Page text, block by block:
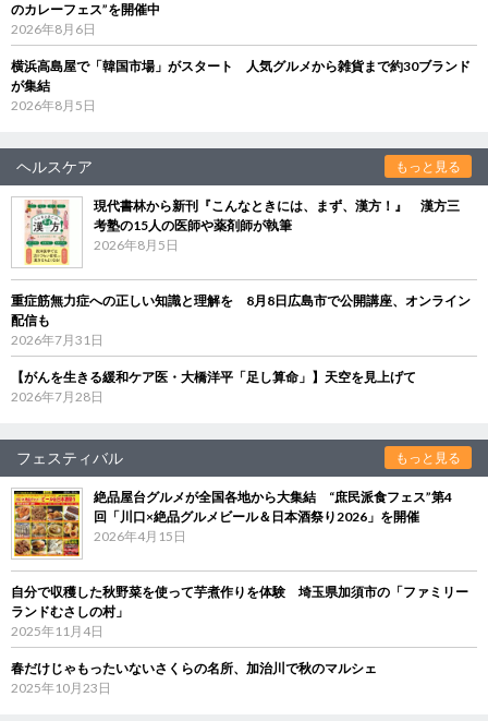
のカレーフェス”を開催中
2026年8月6日
横浜高島屋で「韓国市場」がスタート 人気グルメから雑貨まで約30ブランド
が集結
2026年8月5日
ヘルスケア もっと見る
現代書林から新刊『こんなときには、まず、漢方！』 漢方三
考塾の15人の医師や薬剤師が執筆
2026年8月5日
重症筋無力症への正しい知識と理解を 8月8日広島市で公開講座、オンライン
配信も
2026年7月31日
【がんを生きる緩和ケア医・大橋洋平「足し算命」】天空を見上げて
2026年7月28日
フェスティバル もっと見る
絶品屋台グルメが全国各地から大集結 “庶民派食フェス”第4
回「川口×絶品グルメビール＆日本酒祭り2026」を開催
2026年4月15日
自分で収穫した秋野菜を使って芋煮作りを体験 埼玉県加須市の「ファミリー
ランドむさしの村」
2025年11月4日
春だけじゃもったいないさくらの名所、加治川で秋のマルシェ
2025年10月23日